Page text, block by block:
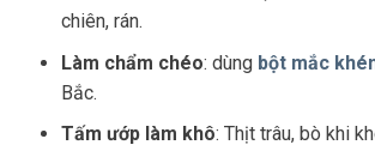
chiên, rán.
Làm chẩm chéo: dùng bột mắc
Bắc.
Tấm ướp làm khô: Thịt trâu, bò khi